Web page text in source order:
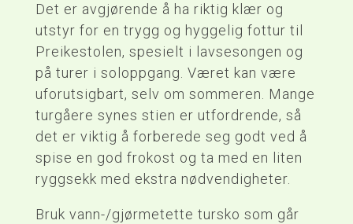
Det er avgjørende å ha riktig klær og
utstyr for en trygg og hyggelig fottur til
Preikestolen, spesielt i lavsesongen og
på turer i soloppgang. Været kan være
uforutsigbart, selv om sommeren. Mange
turgåere synes stien er utfordrende, så
det er viktig å forberede seg godt ved å
spise en god frokost og ta med en liten
ryggsekk med ekstra nødvendigheter.
Bruk vann-/gjørmetette tursko som går